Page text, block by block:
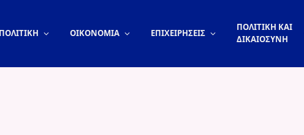
ΠΟΛΙΤΙΚΗ ΟΙΚΟΝΟΜΙΑ ΕΠΙΧΕΙΡΗΣΕΙΣ
ΠΟΛΙΤΙΚΗ ΚΑΙ
ΔΙΚΑΙΟΣΥΝΗ